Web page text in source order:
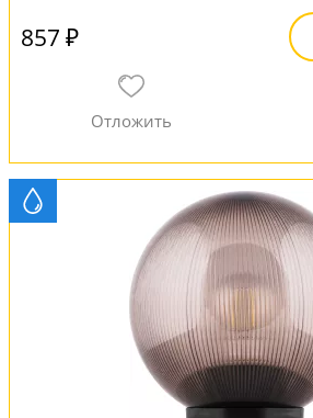
857 ₽